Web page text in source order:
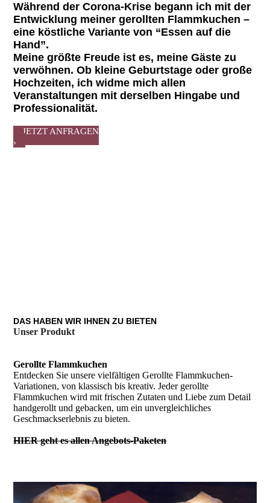
Während der Corona-Krise begann ich mit der
Entwicklung meiner gerollten Flammkuchen –
eine köstliche Variante von “Essen auf die
Hand”.
Meine größte Freude ist es, meine Gäste zu
verwöhnen. Ob kleine Geburtstage oder große
Hochzeiten, ich widme mich allen
Veranstaltungen mit derselben Hingabe und
Professionalität.
JETZT ANFRAGEN
›
DAS HABEN WIR IHNEN ZU BIETEN
Unser Produkt
Gerollte Flammkuchen
Entdecken Sie unsere vielfältigen Gerollte Flammkuchen-
Variationen, von klassisch bis kreativ. Jeder gerollte
Flammkuchen wird mit frischen Zutaten und Liebe zum Detail
handgerollt und gebacken, um ein unvergleichliches
Geschmackserlebnis zu bieten.
HIER geht es allen Angebots-Paketen